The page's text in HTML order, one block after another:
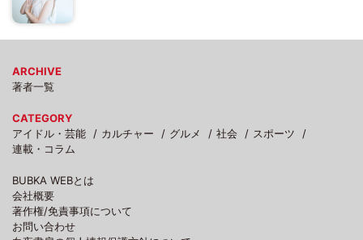
ARCHIVE
著者一覧
CATEGORY
アイドル・芸能
カルチャー グルメ 社会
スポーツ
連載・コラム
BUBKA WEBとは
会社概要
著作権/免責事項について
お問い合わせ